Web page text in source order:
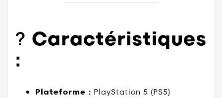
?️ Caractéristiques
:
Plateforme : PlayStation 5 (PS5)